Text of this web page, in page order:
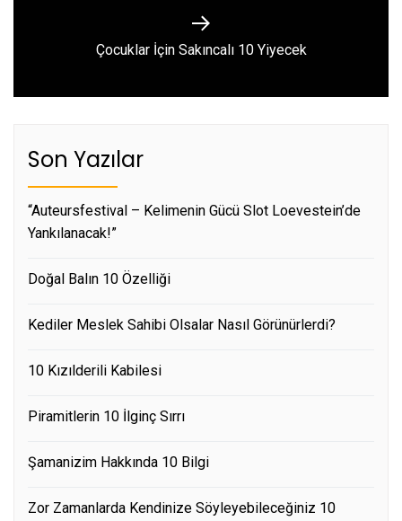
Next
Çocuklar İçin Sakıncalı 10 Yiyecek
Son Yazılar
“Auteursfestival – Kelimenin Gücü Slot Loevestein’de
Yankılanacak!”
Doğal Balın 10 Özelliği
Kediler Meslek Sahibi Olsalar Nasıl Görünürlerdi?
10 Kızılderili Kabilesi
Piramitlerin 10 İlginç Sırrı
Şamanizim Hakkında 10 Bilgi
Zor Zamanlarda Kendinize Söyleyebileceğiniz 10